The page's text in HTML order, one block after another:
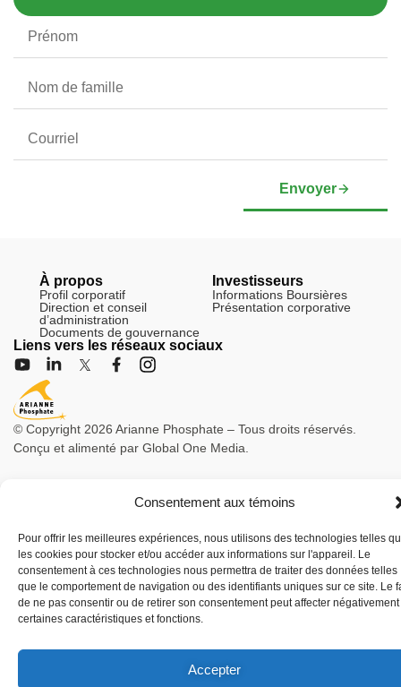
Consentement aux témoins
Pour offrir les meilleures expériences, nous utilisons des technologies telles
les cookies pour stocker et/ou accéder aux informations sur l'appareil. Le
consentement à ces technologies nous permettra de traiter des données telles
que le comportement de navigation ou des identifiants uniques sur ce site. Le
de ne pas consentir ou de retirer son consentement peut affecter négativement
certaines caractéristiques et fonctions.
Accepter
Envoyer
© Copyright 2026 Arianne Phosphate – Tous droits réservés.
Conçu et alimenté par Global One Media
À propos
Profil corporatif
Direction et conseil
d’administration
Documents de gouvernance
Investisseurs
Informations Boursières
Présentation corporative
Liens vers les réseaux sociaux